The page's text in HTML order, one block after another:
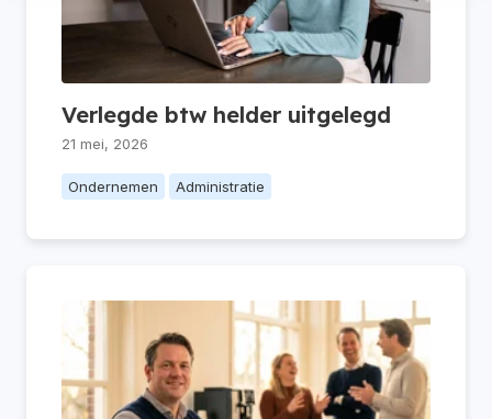
Verlegde btw helder uitgelegd
21 mei, 2026
Ondernemen Administratie